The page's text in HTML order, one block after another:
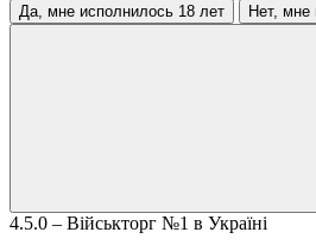
Да, мне исполнилось 18 лет Нет, мне
4.5.0 – Військторг №1 в Україні